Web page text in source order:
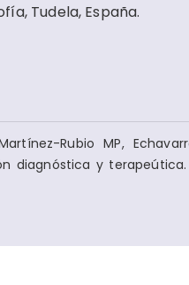
Tudela, España.
Rubio MP,
diagnóstica y